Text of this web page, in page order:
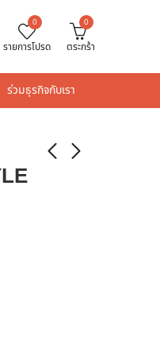
0
รายการโปรด
0
ตระกร้า
ร่วมธุรกิจกับเรา